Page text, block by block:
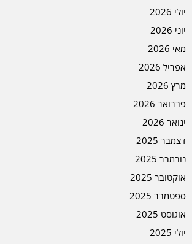
יולי 2026
יוני 2026
מאי 2026
אפריל 2026
מרץ 2026
פברואר 2026
ינואר 2026
דצמבר 2025
נובמבר 2025
אוקטובר 2025
ספטמבר 2025
אוגוסט 2025
יולי 2025